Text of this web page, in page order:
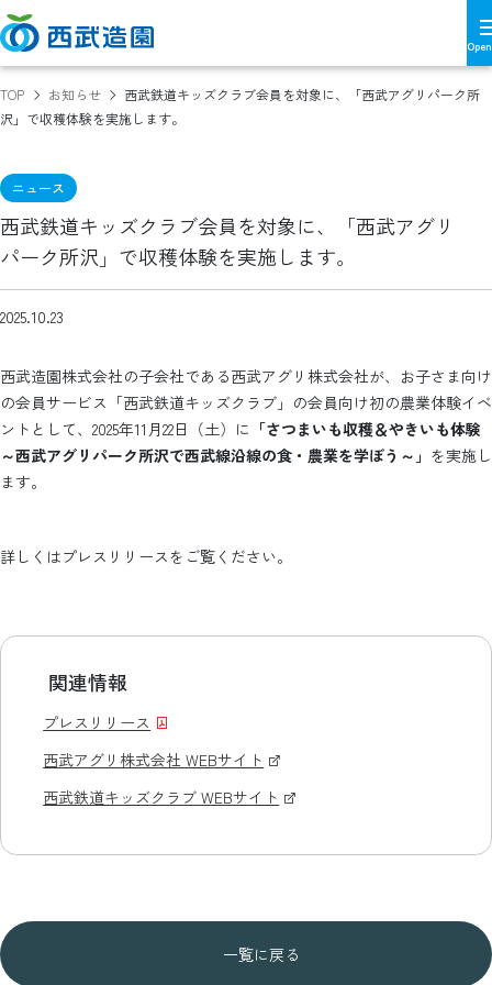
TOP お知らせ
西武鉄道キッズクラブ会員を対象に、「西武アグリパーク所
沢」で収穫体験を実施します。
ニュース
西武鉄道キッズクラブ会員を対象に、「西武アグリ
パーク所沢」で収穫体験を実施します。
2025.10.23
西武造園株式会社の子会社である西武アグリ株式会社が、お子さま向け
の会員サービス「西武鉄道キッズクラブ」の会員向け初の農業体験イベ
ントとして、2025年11月22日（土）に 「さつまいも収穫＆やきいも体験
～西武アグリパーク所沢で西武線沿線の食・農業を学ぼう～」 を実施し
ます。
詳しくはプレスリリースをご覧ください。
関連情報
プレスリリース
西武アグリ株式会社 WEBサイト
西武鉄道キッズクラブ WEBサイト
一覧に戻る